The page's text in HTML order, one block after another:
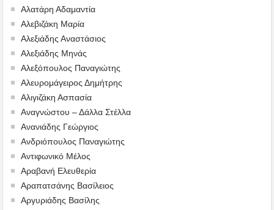
Αλατάρη Αδαμαντία
Αλεβιζάκη Μαρία
Αλεξιάδης Αναστάσιος
Αλεξιάδης Μηνάς
Αλεξόπουλος Παναγιώτης
Αλευρομάγειρος Δημήτρης
Αλιγιζάκη Ασπασία
Αναγνώστου – Δάλλα Στέλλα
Ανανιάδης Γεώργιος
Ανδριόπουλος Παναγιώτης
Αντιφωνικό Μέλος
Αραβανή Ελευθερία
Αραπατσάνης Βασίλειος
Αργυριάδης Βασίλης